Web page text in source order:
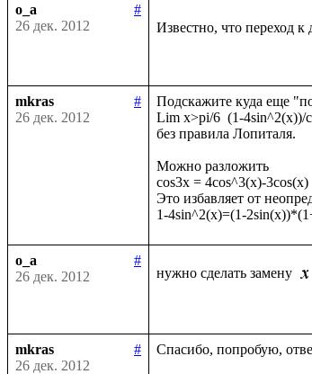
o_a
#
26 дек. 2012
Известно, что переход
mkras
#
26 дек. 2012
Подскажите куда еще
Lim x>pi/6  (1-4sin^2(x))/
без правила Лопиталя.
Можно разложить
cos3x = 4cos^3(x)-3cos(x)
Это избавляет от
o_a
#
26 дек. 2012
нужно сделать замену
mkras
#
26 дек. 2012